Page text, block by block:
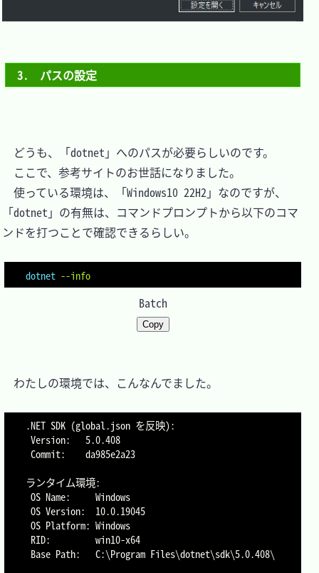
3.　パスの設定
どうも、「dotnet」へのパスが必要らしいのです。
ここで、参考サイトのお世話になりました。
使っている環境は、「Windows10 22H2」なのですが、
「dotnet」の有無は、コマンドプロンプトから以下のコマ
ンドを打つことで確認できるらしい。
dotnet --info
Batch
Copy
わたしの環境では、こんなんでました。
.NET SDK (global.json を反映):
Version:   5.0.408
Commit:    da985e2a23
ランタイム環境:
OS Name:     Windows
OS Version:  10.0.19045
OS Platform: Windows